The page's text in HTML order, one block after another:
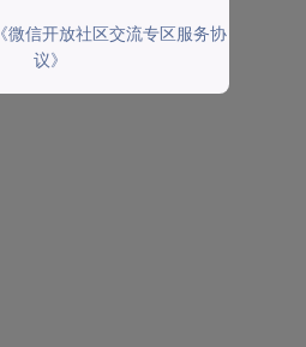
《微信开放社区交流专区服务协
议》